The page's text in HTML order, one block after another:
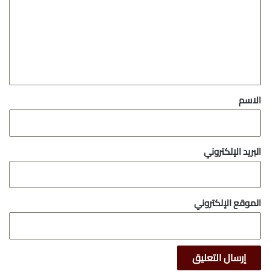
*
الاسم
البريد الإلكتروني
الموقع الإلكتروني